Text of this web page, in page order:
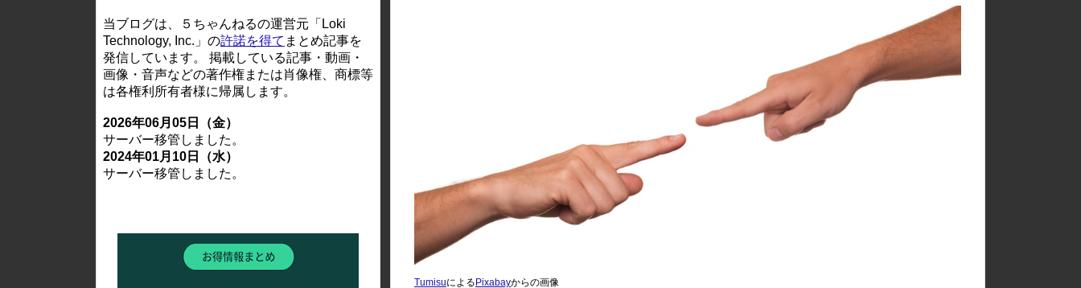
Tumisuによる Pixabayからの画像
当ブログは、５ちゃんねるの運営元「Loki
Technology, Inc.」の許諾を得て まとめ記事を
発信しています。 掲載している記事・動画・
画像・音声などの著作権または肖像権、商標等
は各権利所有者様に帰属します。
2026年06月05日（金）
サーバー移管しました。
2024年01月10日（水）
サーバー移管しました。